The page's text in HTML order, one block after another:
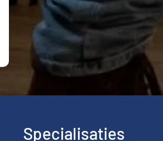
Specialisaties